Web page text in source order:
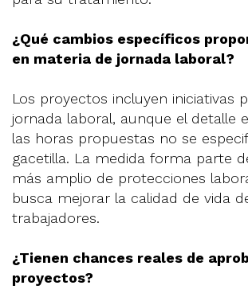
¿Qué cambios específicos
en materia de jornada laboral?
Los proyectos incluyen iniciativas
jornada laboral, aunque el detalle
las horas propuestas no se
gacetilla. La medida forma parte
más amplio de protecciones
busca mejorar la calidad de vida
trabajadores.
¿Tienen chances reales de
proyectos?